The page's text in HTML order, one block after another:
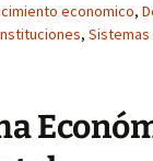
economico,
,